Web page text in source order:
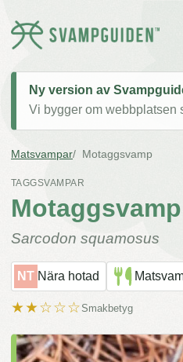
Ny version av
Vi bygger om webbplatsen
Matsvampar Motaggsvamp
TAGGSVAMPAR
Motaggsvamp
Sarcodon squamosus
NT Nära hotad
★★☆☆☆ Smakbetyg